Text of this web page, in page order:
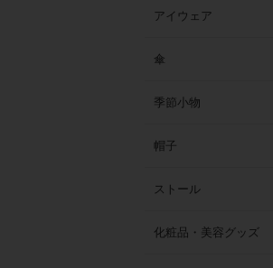
アイウェア
傘
季節小物
帽子
ストール
化粧品・美容グッズ